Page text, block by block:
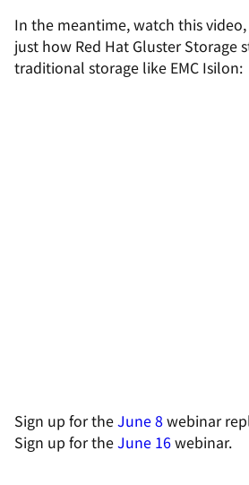
In the meantime, watch this
just how Red Hat Gluster Storage
traditional storage like EMC Isilon:
Sign up for theJune 8webinar
Sign up for theJune 16webinar.